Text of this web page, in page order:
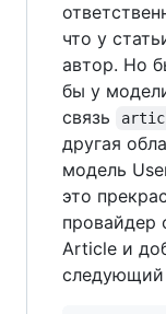
что у
автор. Но
бы у
связь
другая
модель
это
провайдер
Article и
следующий